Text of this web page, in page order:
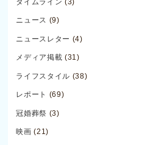
ニュース (9)
ニュースレター (4)
メディア掲載 (31)
ライフスタイル (38)
レポート (69)
冠婚葬祭 (3)
映画 (21)